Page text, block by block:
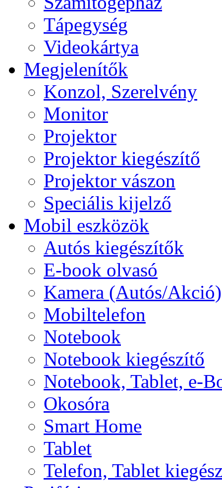
Tápegység
Videokártya
Megjelenítők
Konzol, Szerelvény
Monitor
Projektor
Projektor kiegészítő
Projektor vászon
Speciális kijelző
Mobil eszközök
Autós kiegészítők
E-book olvasó
Kamera (Autós/Akció)
Mobiltelefon
Notebook
Notebook kiegészítő
Notebook, Tablet, e-
Okosóra
Smart Home
Tablet
Telefon, Tablet